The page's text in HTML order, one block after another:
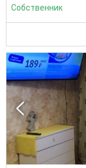
Собственник